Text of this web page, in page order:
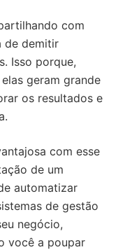
com
de demitir
Isso porque,
geram grande
os resultados e
com esse
de um
automatizar
de gestão
negócio,
você a poupar